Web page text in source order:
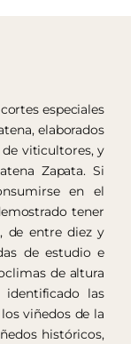
especiales
elaborados
de viticultores, y
Zapata. Si
en el
tener
de entre diez y
de estudio e
de altura
las
viñedos de la
históricos,